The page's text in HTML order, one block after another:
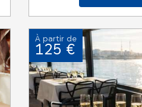
À partir de
125 €